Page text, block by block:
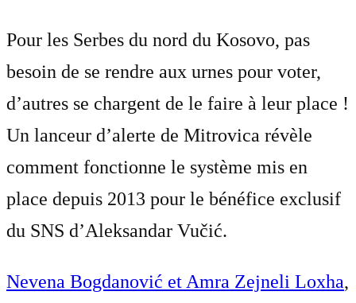
Pour les Serbes du nord du Kosovo, pas
besoin de se rendre aux urnes pour voter,
d’autres se chargent de le faire à leur place !
Un lanceur d’alerte de Mitrovica révèle
comment fonctionne le système mis en
place depuis 2013 pour le bénéfice exclusif
du SNS d’Aleksandar Vučić.
Nevena Bogdanović et Amra Zejneli Loxha,